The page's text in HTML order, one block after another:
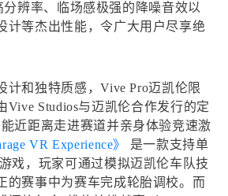
辨率、临场感极强的降噪音效以
计等杰出性能，令广大用户尽享绝
计和独特质感，Vive Pro迈凯伦限
Vive Studios与迈凯伦合作发行的定
近距离走进赛道并亲身体验竞速激
VR Experience》
是一款支持单
戏，玩家可通过模拟迈凯伦车队技
的赛事中为赛车完成轮胎调校。而